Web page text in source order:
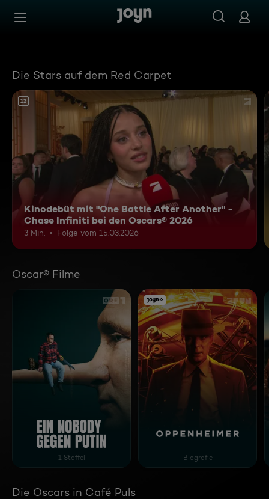
Zum Inhalt springen
Die Stars auf dem Red Carpet
12
Kinodebüt mit "One Battle After Another" -
Chase Infiniti bei den Oscars® 2026
3 Min. Folge vom 15.03.2026
Oscar® Filme
Ein Nobody gegen Putin
1 Staffel
Oppenheimer
Biografie
Die Oscars in Café Puls